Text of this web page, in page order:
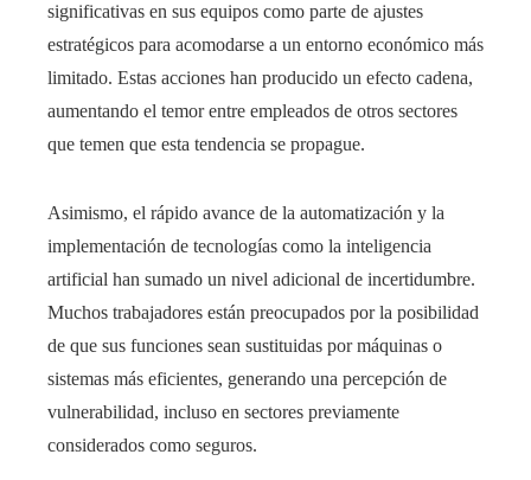
significativas en sus equipos como parte de ajustes
estratégicos para acomodarse a un entorno económico más
limitado. Estas acciones han producido un efecto cadena,
aumentando el temor entre empleados de otros sectores
que temen que esta tendencia se propague.
Asimismo, el rápido avance de la automatización y la
implementación de tecnologías como la inteligencia
artificial han sumado un nivel adicional de incertidumbre.
Muchos trabajadores están preocupados por la posibilidad
de que sus funciones sean sustituidas por máquinas o
sistemas más eficientes, generando una percepción de
vulnerabilidad, incluso en sectores previamente
considerados como seguros.